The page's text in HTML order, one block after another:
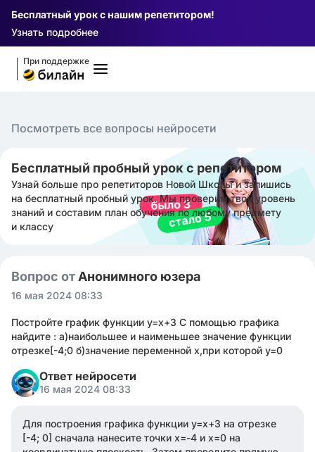
Бесплатный урок с нашим репетитором!
Узнать подробнее
При поддержке
Посмотреть все вопросы нейросети
Бесплатный пробный урок с репетитором
Узнай больше про репетиторов Новой Школы и запишись
на бесплатный пробный урок. Мы проверим твой уровень
знаний и составим план обучения по любому предмету
и классу
Вопрос от Анонимного юзера
16 мая 2024 08:33
Постройте график функции y=x+3 С помощью графика
найдите : а)наибольшее и наименьшее значение функции
отрезке[-4;0 б)значение переменной x,при которой y=0
Ответ нейросети
16 мая 2024 08:33
Для построения графика функции y=x+3 на отрезке
[-4; 0] сначала нанесите точки x=-4 и x=0 на